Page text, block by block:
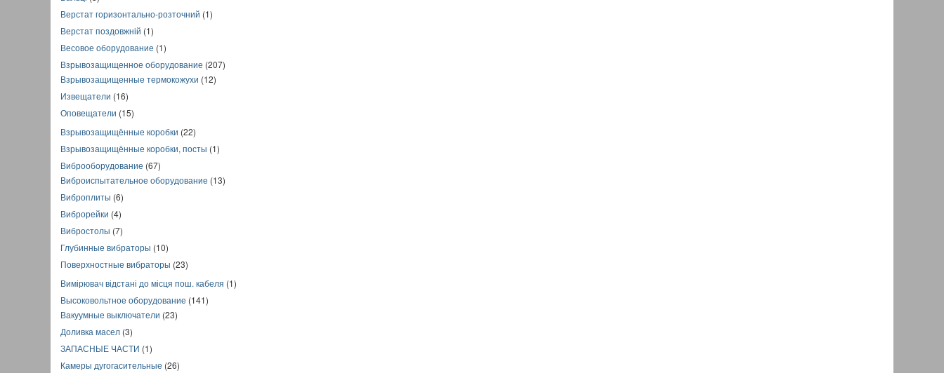
Верстат горизонтально-розточний (1)
Верстат поздовжній (1)
Весовое оборудование (1)
Взрывозащищенное оборудование (207)
Взрывозащищенные термокожухи (12)
Извещатели (16)
Оповещатели (15)
Взрывозащищённые коробки (22)
Взрывозащищённые коробки, посты (1)
Виброоборудование (67)
Виброиспытательное оборудование (13)
Виброплиты (6)
Виброрейки (4)
Вибростолы (7)
Глубинные вибраторы (10)
Поверхностные вибраторы (23)
Вимірювач відстані до місця пош. кабеля (1)
Высоковольтное оборудование (141)
Вакуумные выключатели (23)
Доливка масел (3)
ЗАПАСНЫЕ ЧАСТИ (1)
Камеры дугогасительные (26)